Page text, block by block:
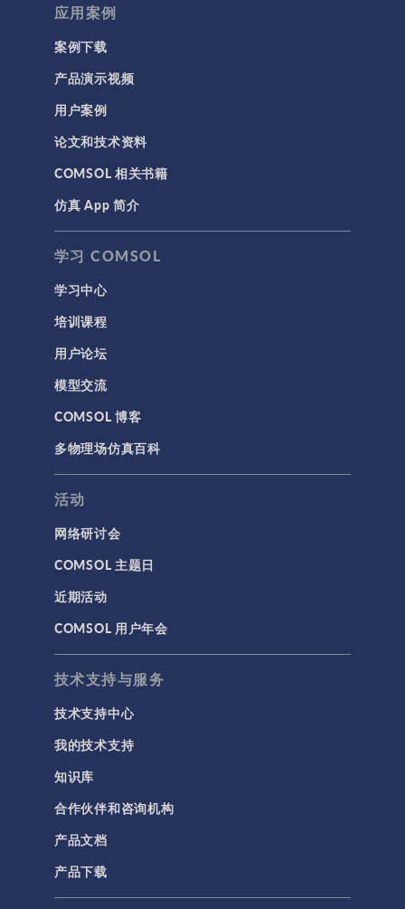
应用案例
案例下载
产品演示视频
用户案例
论文和技术资料
COMSOL 相关书籍
仿真 App 简介
学习 COMSOL
学习中心
培训课程
用户论坛
模型交流
COMSOL 博客
多物理场仿真百科
活动
网络研讨会
COMSOL 主题日
近期活动
COMSOL 用户年会
技术支持与服务
技术支持中心
我的技术支持
知识库
合作伙伴和咨询机构
产品文档
产品下载